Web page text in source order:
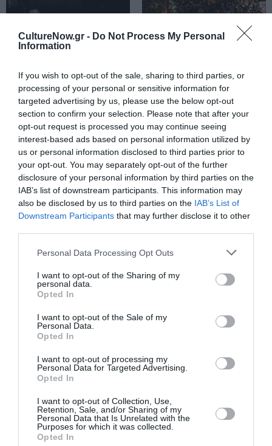
CultureNow.gr - Do Not Process My Personal
Information
If you wish to opt-out of the sale, sharing to third parties, or
processing of your personal or sensitive information for
targeted advertising by us, please use the below opt-out
section to confirm your selection. Please note that after your
opt-out request is processed you may continue seeing
interest-based ads based on personal information utilized by
us or personal information disclosed to third parties prior to
your opt-out. You may separately opt-out of the further
disclosure of your personal information by third parties on the
IAB’s list of downstream participants. This information may
also be disclosed by us to third parties on the IAB’s List of
Downstream Participants that may further disclose it to other
Personal Data Processing Opt Outs
I want to opt-out of the Sharing of my
personal data.
Opted In
I want to opt-out of the Sale of my
Personal Data.
Opted In
I want to opt-out of processing my
Personal Data for Targeted Advertising.
Opted In
I want to opt-out of Collection, Use,
Retention, Sale, and/or Sharing of my
Personal Data that Is Unrelated with the
Purposes for which it was collected.
Opted In
ΜΟΥΣΙΚΗ / ΜΟΥΣΙΚΑ ΝΕΑ
Μπακοπούλου με
εκλεκτούς
φίλους στο
Μέγαρο
Μουσικής
Αθηνών
ΘΕΜΑΤΑ / ΝΕΑ
Παραμονή
Πρωτοχρονιάς
στην Πλατεία
Συντάγματος!
ΜΟΥΣΙΚΗ / ΜΟΥΣΙΚΑ ΝΕΑ
Φοίβος
Δεληβοριάς στο
Αναβολή
ΜΟΥΣΙΚΗ / ΜΟΥΣΙΚΑ ΝΕΑ
Αθήνα και
Space Paradise
στο Faust